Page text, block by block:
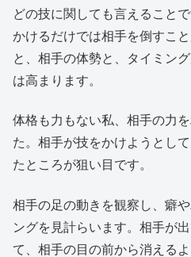
どの技に関しても言えること
かけるだけでは相手を倒すこ
と、相手の体勢と、タイミン
は高まります。
体格も力もない私、相手の力
た。相手が技をかけようとし
たところが狙い目です。
相手の足の動きを観察し、癖
ングを見計らいます。相手が
て、相手の目の前から消える